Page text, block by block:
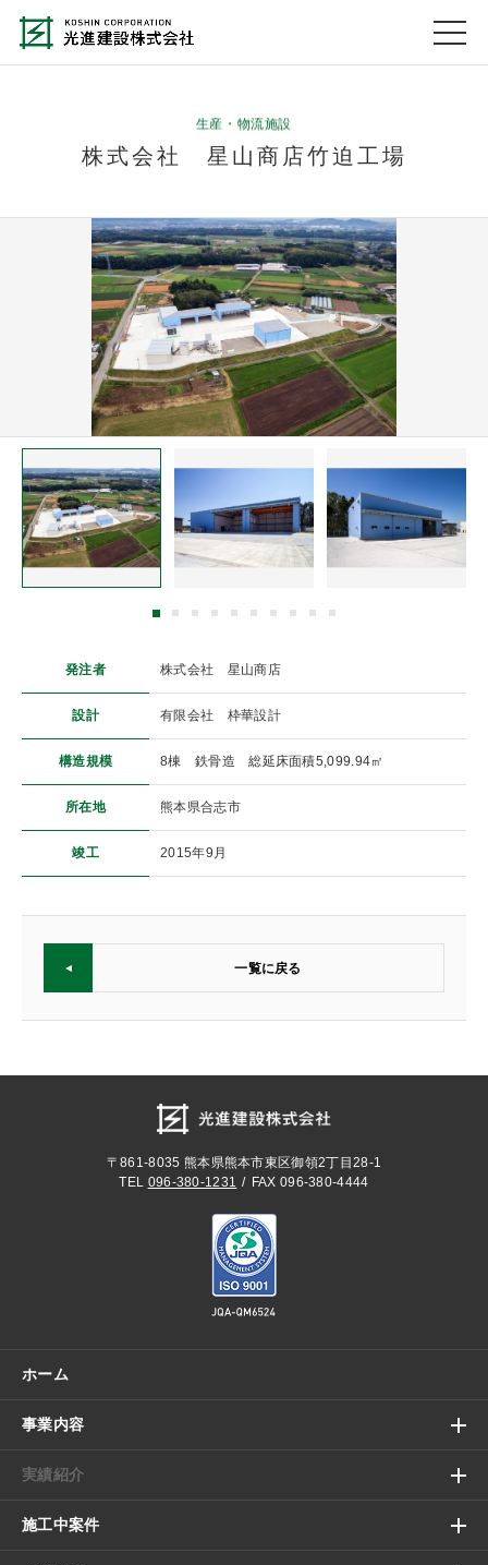
生産・物流施設
株式会社 星山商店竹迫工場
発注者 株式会社 星山商店
設計 有限会社 枠華設計
構造規模 8棟 鉄骨造 総延床面積5,099.94㎡
所在地 熊本県合志市
竣工 2015年9月
一覧に戻る
〒861-8035 熊本県熊本市東区御領2丁目28-1
TEL 096-380-1231 FAX 096-380-4444
ホーム
事業内容
実績紹介
施工中案件